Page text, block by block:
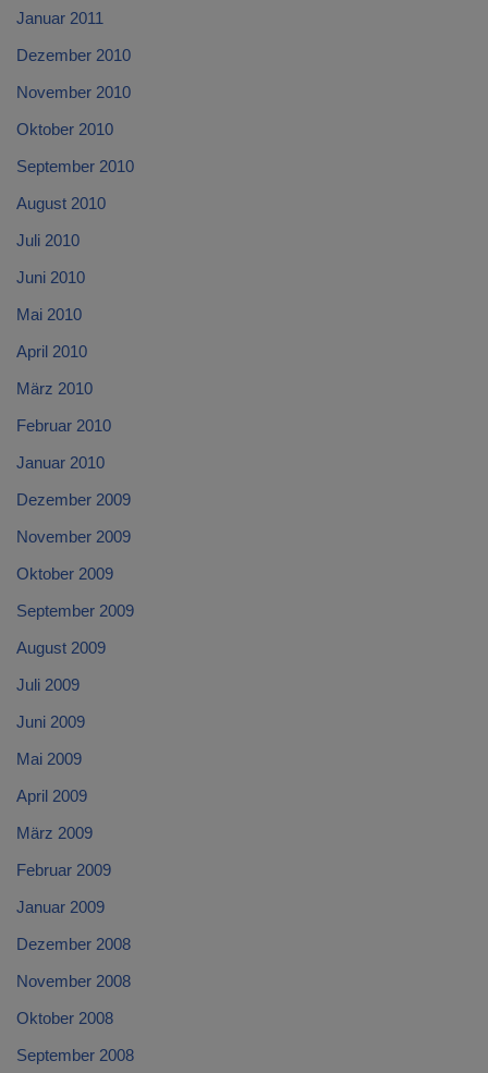
Januar 2011
Dezember 2010
November 2010
Oktober 2010
September 2010
August 2010
Juli 2010
Juni 2010
Mai 2010
April 2010
März 2010
Februar 2010
Januar 2010
Dezember 2009
November 2009
Oktober 2009
September 2009
August 2009
Juli 2009
Juni 2009
Mai 2009
April 2009
März 2009
Februar 2009
Januar 2009
Dezember 2008
November 2008
Oktober 2008
September 2008